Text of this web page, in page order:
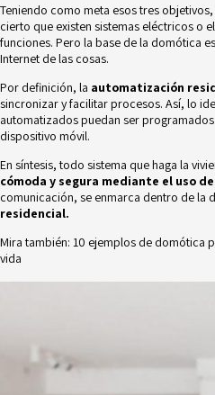
Teniendo como meta esos tres
cierto que existen sistemas eléctricos o
funciones. Pero la base de la domótica
Internet de las cosas.
Por definición, la automatización
sincronizar y facilitar procesos. Así, lo
automatizados puedan ser
dispositivo móvil.
En síntesis, todo sistema que haga la
cómoda y segura mediante el uso
comunicación, se enmarca dentro de la
residencial.
Mira también: 10 ejemplos de domótica
vida